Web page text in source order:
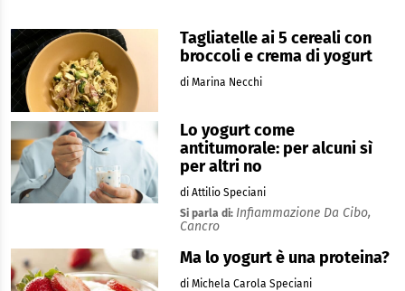
Tagliatelle ai 5 cereali con
broccoli e crema di yogurt
di Marina Necchi
Lo yogurt come
antitumorale: per alcuni sì
per altri no
di Attilio Speciani
Si parla di: Infiammazione Da Cibo,
Cancro
Ma lo yogurt è una proteina?
di Michela Carola Speciani